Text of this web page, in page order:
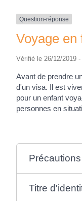
Question-réponse
Voyage en
Vérifié le 26/12/2019
Avant de prendre
d'un visa. Il est
pour un enfant
personnes en
Titre